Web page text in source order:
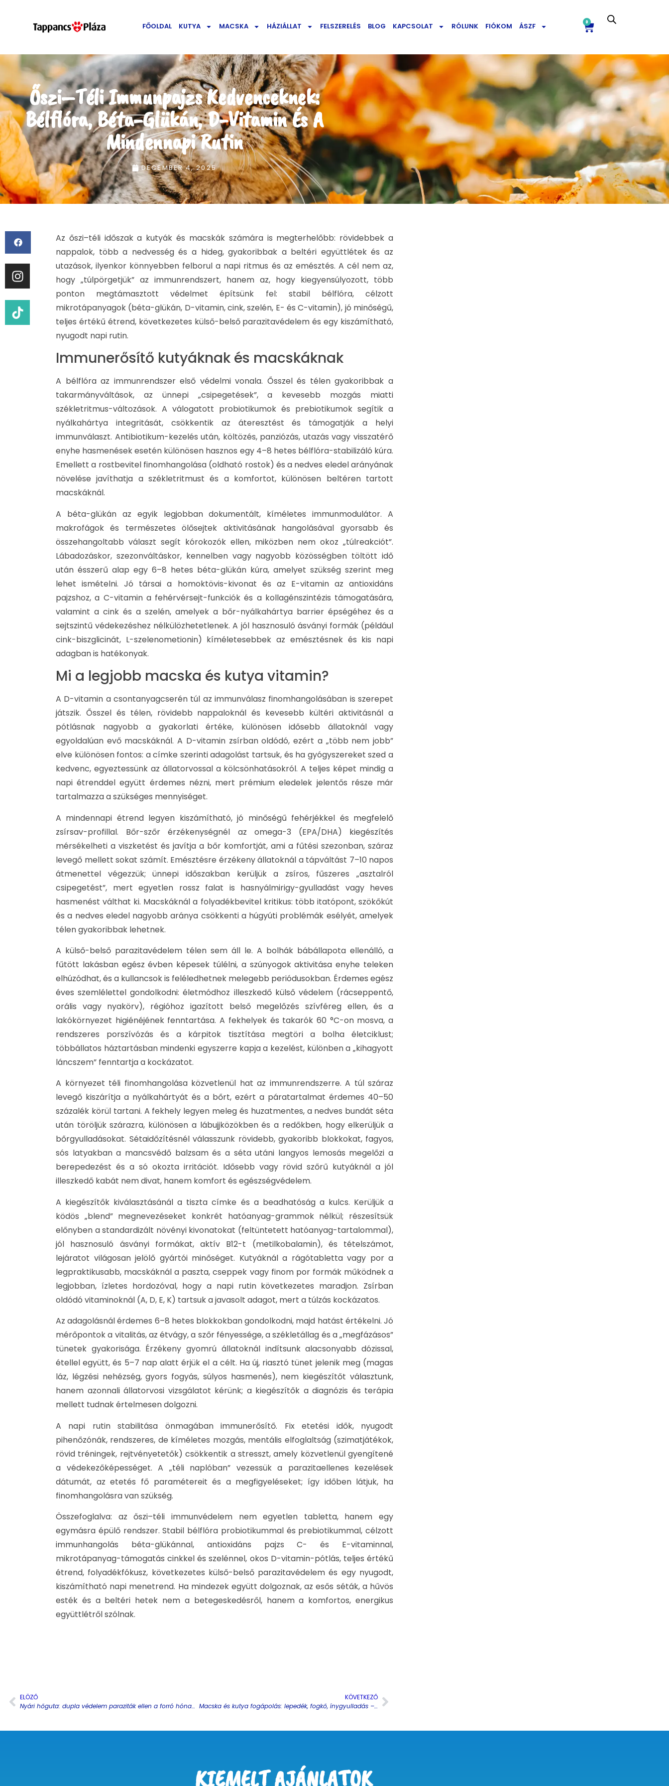
FŐOLDAL KUTYA MACSKA HÁZIÁLLAT FELSZERELÉS BLOG KAPCSOLAT RÓLUNK FIÓKOM ÁSZF 0
Őszi–Téli Immunpajzs Kedvenceknek:
Bélflóra, Béta-Glükán, D-Vitamin És A
Mindennapi Rutin
DECEMBER 4, 2025
Az őszi–téli időszak a kutyák és macskák számára is megterhelőbb: rövidebbek a
nappalok, több a nedvesség és a hideg, gyakoribbak a beltéri együttlétek és az
utazások, ilyenkor könnyebben felborul a napi ritmus és az emésztés. A cél nem az,
hogy „túlpörgetjük” az immunrendszert, hanem az, hogy kiegyensúlyozott, több
ponton megtámasztott védelmet építsünk fel: stabil bélflóra, célzott
mikrotápanyagok (béta-glükán, D-vitamin, cink, szelén, E- és C-vitamin), jó minőségű,
teljes értékű étrend, következetes külső-belső parazitavédelem és egy kiszámítható,
nyugodt napi rutin.
Immunerősítő kutyáknak​ és macskáknak
A bélflóra az immunrendszer első védelmi vonala. Ősszel és télen gyakoribbak a
takarmányváltások, az ünnepi „csipegetések”, a kevesebb mozgás miatti
székletritmus-változások. A válogatott probiotikumok és prebiotikumok segítik a
nyálkahártya integritását, csökkentik az áteresztést és támogatják a helyi
immunválaszt. Antibiotikum-kezelés után, költözés, panziózás, utazás vagy visszatérő
enyhe hasmenések esetén különösen hasznos egy 4–8 hetes bélflóra-stabilizáló kúra.
Emellett a rostbevitel finomhangolása (oldható rostok) és a nedves eledel arányának
növelése javíthatja a székletritmust és a komfortot, különösen beltéren tartott
macskáknál.
A béta-glükán az egyik legjobban dokumentált, kíméletes immunmodulátor. A
makrofágok és természetes ölősejtek aktivitásának hangolásával gyorsabb és
összehangoltabb választ segít kórokozók ellen, miközben nem okoz „túlreakciót”.
Lábadozáskor, szezonváltáskor, kennelben vagy nagyobb közösségben töltött idő
után ésszerű alap egy 6–8 hetes béta-glükán kúra, amelyet szükség szerint meg
lehet ismételni. Jó társai a homoktövis-kivonat és az E-vitamin az antioxidáns
pajzshoz, a C-vitamin a fehérvérsejt-funkciók és a kollagénszintézis támogatására,
valamint a cink és a szelén, amelyek a bőr-nyálkahártya barrier épségéhez és a
sejtszintű védekezéshez nélkülözhetetlenek. A jól hasznosuló ásványi formák (például
cink-biszglicinát, L-szelenometionin) kíméletesebbek az emésztésnek és kis napi
adagban is hatékonyak.
Mi a legjobb macska és kutya vitamin​​​?
A D-vitamin a csontanyagcserén túl az immunválasz finomhangolásában is szerepet
játszik. Ősszel és télen, rövidebb nappaloknál és kevesebb kültéri aktivitásnál a
pótlásnak nagyobb a gyakorlati értéke, különösen idősebb állatoknál vagy
egyoldalúan evő macskáknál. A D-vitamin zsírban oldódó, ezért a „több nem jobb”
elve különösen fontos: a címke szerinti adagolást tartsuk, és ha gyógyszereket szed a
kedvenc, egyeztessünk az állatorvossal a kölcsönhatásokról. A teljes képet mindig a
napi étrenddel együtt érdemes nézni, mert prémium eledelek jelentős része már
tartalmazza a szükséges mennyiséget.
A mindennapi étrend legyen kiszámítható, jó minőségű fehérjékkel és megfelelő
zsírsav-profillal. Bőr-szőr érzékenységnél az omega-3 (EPA/DHA) kiegészítés
mérsékelheti a viszketést és javítja a bőr komfortját, ami a fűtési szezonban, száraz
levegő mellett sokat számít. Emésztésre érzékeny állatoknál a tápváltást 7–10 napos
átmenettel végezzük; ünnepi időszakban kerüljük a zsíros, fűszeres „asztalról
csipegetést”, mert egyetlen rossz falat is hasnyálmirigy-gyulladást vagy heves
hasmenést válthat ki. Macskáknál a folyadékbevitel kritikus: több itatópont, szökőkút
és a nedves eledel nagyobb aránya csökkenti a húgyúti problémák esélyét, amelyek
télen gyakoribbak lehetnek.
A külső-belső parazitavédelem télen sem áll le. A bolhák bábállapota ellenálló, a
fűtött lakásban egész évben képesek túlélni, a szúnyogok aktivitása enyhe teleken
elhúzódhat, és a kullancsok is feléledhetnek melegebb periódusokban. Érdemes egész
éves szemlélettel gondolkodni: életmódhoz illeszkedő külső védelem (rácseppentő,
orális vagy nyakörv), régióhoz igazított belső megelőzés szívféreg ellen, és a
lakókörnyezet higiénéjének fenntartása. A fekhelyek és takarók 60 °C-on mosva, a
rendszeres porszívózás és a kárpitok tisztítása megtöri a bolha életciklust;
többállatos háztartásban mindenki egyszerre kapja a kezelést, különben a „kihagyott
láncszem” fenntartja a kockázatot.
A környezet téli finomhangolása közvetlenül hat az immunrendszerre. A túl száraz
levegő kiszárítja a nyálkahártyát és a bőrt, ezért a páratartalmat érdemes 40–50
százalék körül tartani. A fekhely legyen meleg és huzatmentes, a nedves bundát séta
után töröljük szárazra, különösen a lábujjközökben és a redőkben, hogy elkerüljük a
bőrgyulladásokat. Sétaidőzítésnél válasszunk rövidebb, gyakoribb blokkokat, fagyos,
sós latyakban a mancsvédő balzsam és a séta utáni langyos lemosás megelőzi a
berepedezést és a só okozta irritációt. Idősebb vagy rövid szőrű kutyáknál a jól
illeszkedő kabát nem divat, hanem komfort és egészségvédelem.
A kiegészítők kiválasztásánál a tiszta címke és a beadhatóság a kulcs. Kerüljük a
ködös „blend” megnevezéseket konkrét hatóanyag-grammok nélkül; részesítsük
előnyben a standardizált növényi kivonatokat (feltüntetett hatóanyag-tartalommal),
jól hasznosuló ásványi formákat, aktív B12-t (metilkobalamin), és tételszámot,
lejáratot világosan jelölő gyártói minőséget. Kutyáknál a rágótabletta vagy por a
legpraktikusabb, macskáknál a paszta, cseppek vagy finom por formák működnek a
legjobban, ízletes hordozóval, hogy a napi rutin következetes maradjon. Zsírban
oldódó vitaminoknál (A, D, E, K) tartsuk a javasolt adagot, mert a túlzás kockázatos.
Az adagolásnál érdemes 6–8 hetes blokkokban gondolkodni, majd hatást értékelni. Jó
mérőpontok a vitalitás, az étvágy, a szőr fényessége, a székletállag és a „megfázásos”
tünetek gyakorisága. Érzékeny gyomrú állatoknál indítsunk alacsonyabb dózissal,
étellel együtt, és 5–7 nap alatt érjük el a célt. Ha új, riasztó tünet jelenik meg (magas
láz, légzési nehézség, gyors fogyás, súlyos hasmenés), nem kiegészítőt választunk,
hanem azonnali állatorvosi vizsgálatot kérünk; a kiegészítők a diagnózis és terápia
mellett tudnak értelmesen dolgozni.
A napi rutin stabilitása önmagában immunerősítő. Fix etetési idők, nyugodt
pihenőzónák, rendszeres, de kíméletes mozgás, mentális elfoglaltság (szimatjátékok,
rövid tréningek, rejtvényetetők) csökkentik a stresszt, amely közvetlenül gyengítené
a védekezőképességet. A „téli naplóban” vezessük a parazitaellenes kezelések
dátumát, az etetés fő paramétereit és a megfigyeléseket; így időben látjuk, ha
finomhangolásra van szükség.
Összefoglalva: az őszi–téli immunvédelem nem egyetlen tabletta, hanem egy
egymásra épülő rendszer. Stabil bélflóra probiotikummal és prebiotikummal, célzott
immunhangolás béta-glükánnal, antioxidáns pajzs C- és E-vitaminnal,
mikrotápanyag-támogatás cinkkel és szelénnel, okos D-vitamin-pótlás, teljes értékű
étrend, folyadékfókusz, következetes külső-belső parazitavédelem és egy nyugodt,
kiszámítható napi menetrend. Ha mindezek együtt dolgoznak, az esős séták, a hűvös
esték és a beltéri hetek nem a betegeskedésről, hanem a komfortos, energikus
együttlétről szólnak.
ELÖZŐ
Nyári hőguta: dupla védelem paraziták ellen a forró hónapokra
KÖVETKEZŐ
Macska és kutya fogápolás: lepedék, fogkő, ínygyulladás – megelőzés és otthoni rutin, ami valóban működik
KIEMELT AJÁNLATOK